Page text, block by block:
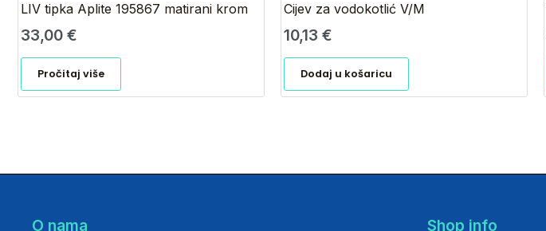
LIV tipka Aplite 195867 matirani krom
33,00€
Pročitaj više
Cijev za vodokotlić V/M
10,13€
Dodaj u košaricu
O nama Shop info